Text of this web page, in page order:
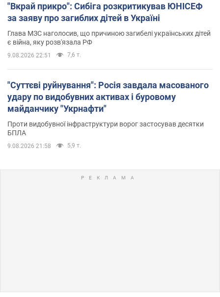
"Вкрай прикро": Сибіга розкритикував ЮНІСЕФ
за заяву про загиблих дітей в Україні
Глава МЗС наголосив, що причиною загибелі українських дітей
є війна, яку розв'язала РФ
9.08.2026 22:51 7,6 т.
"Суттєві руйнування": Росія завдала масованого
удару по видобувних активах і буровому
майданчику "Укрнафти"
Проти видобувної інфраструктури ворог застосував десятки
БПЛА
9.08.2026 21:58 5,9 т.